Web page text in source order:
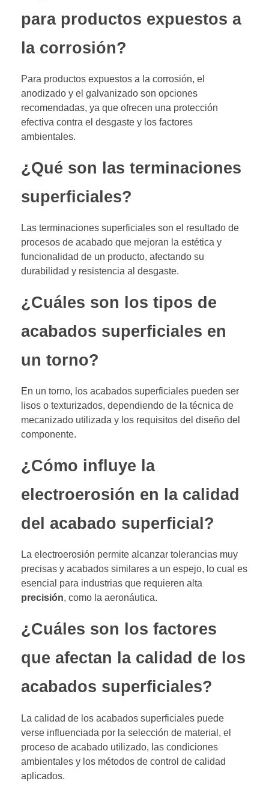
para productos expuestos a
la corrosión?
Para productos expuestos a la corrosión, el
anodizado y el galvanizado son opciones
recomendadas, ya que ofrecen una protección
efectiva contra el desgaste y los factores
ambientales.
¿Qué son las terminaciones
superficiales?
Las terminaciones superficiales son el resultado de
procesos de acabado que mejoran la estética y
funcionalidad de un producto, afectando su
durabilidad y resistencia al desgaste.
¿Cuáles son los tipos de
acabados superficiales en
un torno?
En un torno, los acabados superficiales pueden ser
lisos o texturizados, dependiendo de la técnica de
mecanizado utilizada y los requisitos del diseño del
componente.
¿Cómo influye la
electroerosión en la calidad
del acabado superficial?
La electroerosión permite alcanzar tolerancias muy
precisas y acabados similares a un espejo, lo cual es
esencial para industrias que requieren alta
precisión, como la aeronáutica.
¿Cuáles son los factores
que afectan la calidad de los
acabados superficiales?
La calidad de los acabados superficiales puede
verse influenciada por la selección de material, el
proceso de acabado utilizado, las condiciones
ambientales y los métodos de control de calidad
aplicados.